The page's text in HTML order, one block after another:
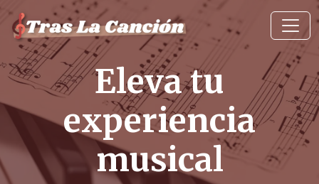
Eleva tu
experiencia
musical